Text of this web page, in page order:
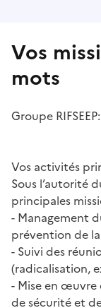
Vos
mots
Groupe
Vos activités
Sous l’autorité
principales
- Management
prévention de
- Suivi des
(radicalisation,
- Mise en
de sécurité et